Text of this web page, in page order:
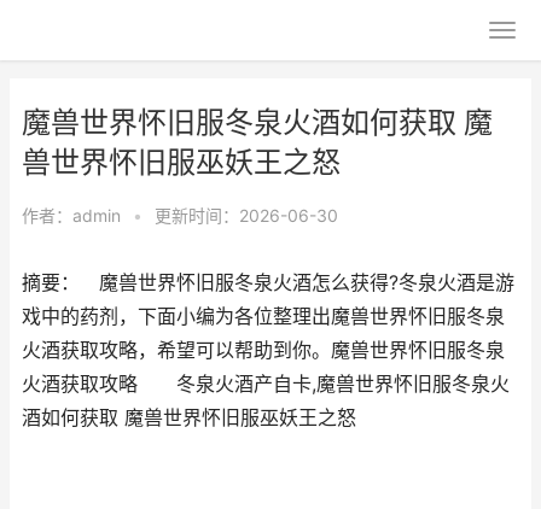
魔兽世界怀旧服冬泉火酒如何获取 魔
兽世界怀旧服巫妖王之怒
作者： admin • 更新时间：2026-06-30
摘要： 魔兽世界怀旧服冬泉火酒怎么获得?冬泉火酒是游
戏中的药剂，下面小编为各位整理出魔兽世界怀旧服冬泉
火酒获取攻略，希望可以帮助到你。魔兽世界怀旧服冬泉
火酒获取攻略 冬泉火酒产自卡,魔兽世界怀旧服冬泉火
酒如何获取 魔兽世界怀旧服巫妖王之怒